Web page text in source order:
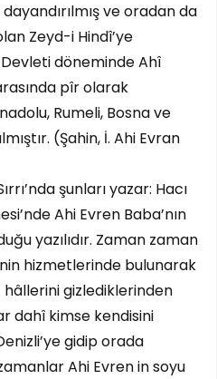
ve oradan da
Zeyd-i Hindî’ye
döneminde Ahî
pîr olarak
Rumeli, Bosna ve
(Şahin, İ. Ahi Evran
şunları yazar: Hacı
Ahi Evren Baba’nın
yazılıdır. Zaman zaman
hizmetlerinde bulunarak
hâllerini gizlediklerinden
dahî kimse kendisini
gidip orada
Ahi Evren in soyu